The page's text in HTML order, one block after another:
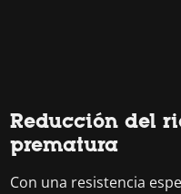
Reducción del
prematura
Con una resistencia